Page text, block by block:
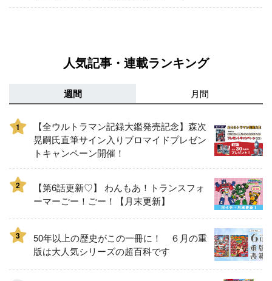
人気記事・連載ランキング
週間 月間
1
【全ウルトラマン記録大鑑発売記念】森次
晃嗣氏直筆サイン入りブロマイドプレゼン
トキャンペーン開催！
2
【第6話更新♡】 わんもあ！トランスフォ
ーマーごー！ごー！【月末更新】
3
50年以上の歴史がこの一冊に！ ６月の重
版は大人気シリーズの超百科です